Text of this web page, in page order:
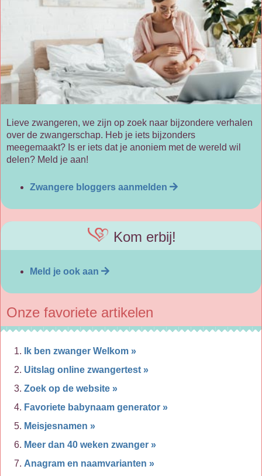
Lieve zwangeren, we zijn op zoek naar bijzondere verhalen
over de zwangerschap. Heb je iets bijzonders
meegemaakt? Is er iets dat je anoniem met de wereld wil
delen? Meld je aan!
Zwangere bloggers aanmelden
Kom erbij!
Meld je ook aan
Onze favoriete artikelen
Ik ben zwanger Welkom »
Uitslag online zwangertest »
Zoek op de website »
Favoriete babynaam generator »
Meisjesnamen »
Meer dan 40 weken zwanger »
Anagram en naamvarianten »